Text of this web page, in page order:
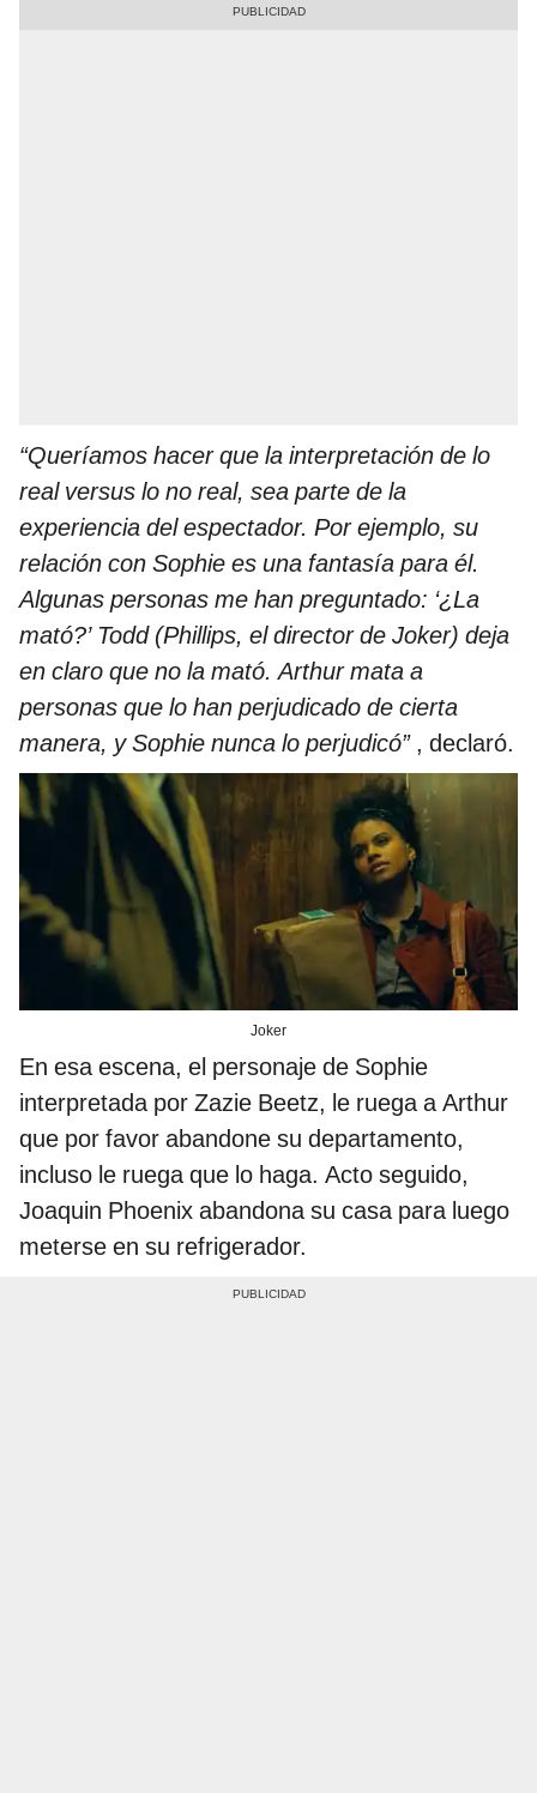
“Queríamos hacer que la interpretación de lo
real versus lo no real, sea parte de la
experiencia del espectador. Por ejemplo, su
relación con Sophie es una fantasía para él.
Algunas personas me han preguntado: ‘¿La
mató?’ Todd (Phillips, el director de Joker) deja
en claro que no la mató. Arthur mata a
personas que lo han perjudicado de cierta
manera, y Sophie nunca lo perjudicó” , declaró.
Joker
En esa escena, el personaje de Sophie
interpretada por Zazie Beetz, le ruega a Arthur
que por favor abandone su departamento,
incluso le ruega que lo haga. Acto seguido,
Joaquin Phoenix abandona su casa para luego
meterse en su refrigerador.